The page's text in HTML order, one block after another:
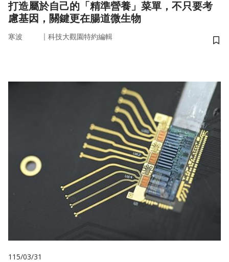
打造屬於自己的「精準營養」菜單，不只要考
慮基因，關鍵更在腸道微生物
寒波 ｜ 科技大觀園特約編輯
儲
115/03/31